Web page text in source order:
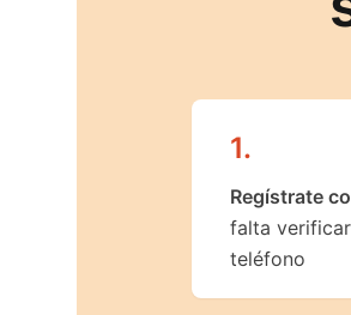
1.
Regístrate
falta
teléfono